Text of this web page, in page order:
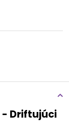
- Driftujúci